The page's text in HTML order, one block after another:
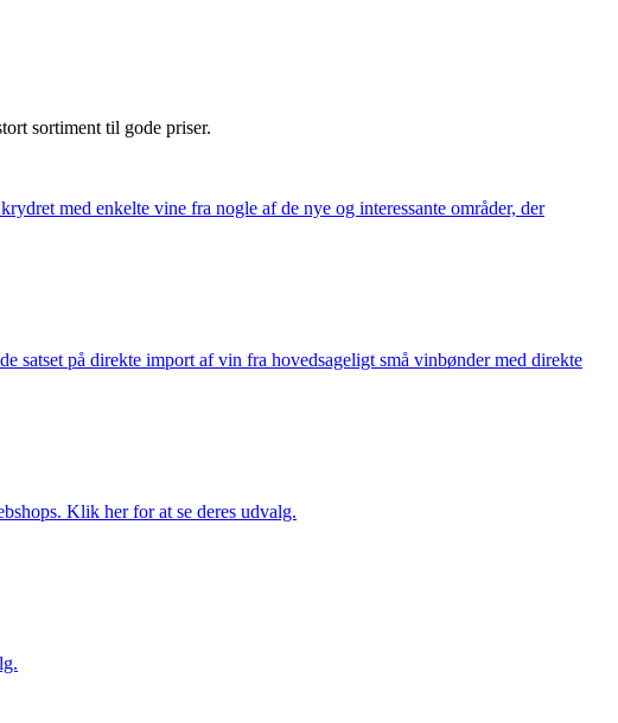
sortiment til gode priser.
med enkelte vine fra nogle af de nye og interessante områder, der
satset på direkte import af vin fra hovedsageligt små vinbønder med direkte
Klik her for at se deres udvalg.